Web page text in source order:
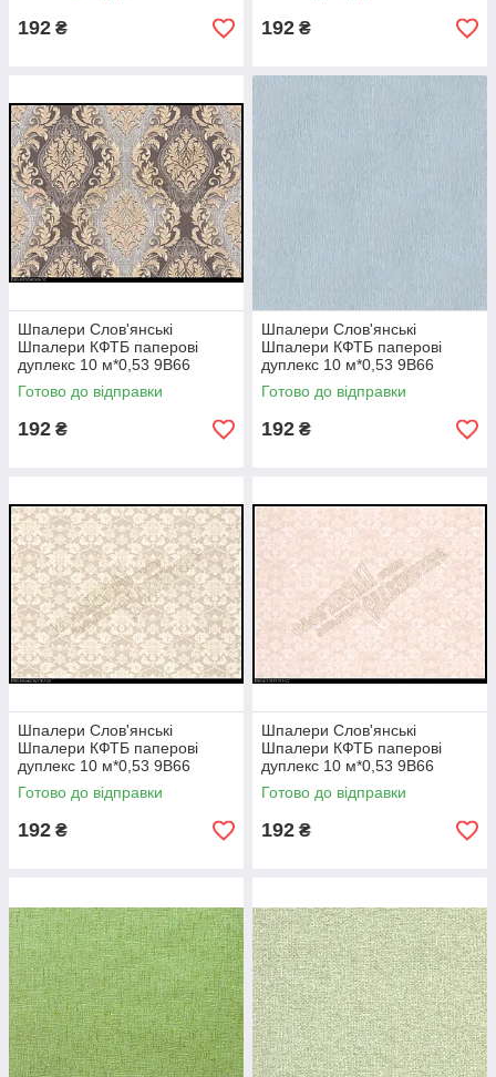
192 ₴ 192 ₴
Шпалери Слов'янські
Шпалери КФТБ паперові
дуплекс 10 м*0,53 9В66
Марсель 6509-10
Готово до відправки
192 ₴
Шпалери Слов'янські
Шпалери КФТБ паперові
дуплекс 10 м*0,53 9В66
Росинка 327-10
Готово до відправки
192 ₴
Шпалери Слов'янські
Шпалери КФТБ паперові
дуплекс 10 м*0,53 9В66
Юність 5167-08
Готово до відправки
192 ₴
Шпалери Слов'янські
Шпалери КФТБ паперові
дуплекс 10 м*0,53 9В66
Юність 5167-02
Готово до відправки
192 ₴